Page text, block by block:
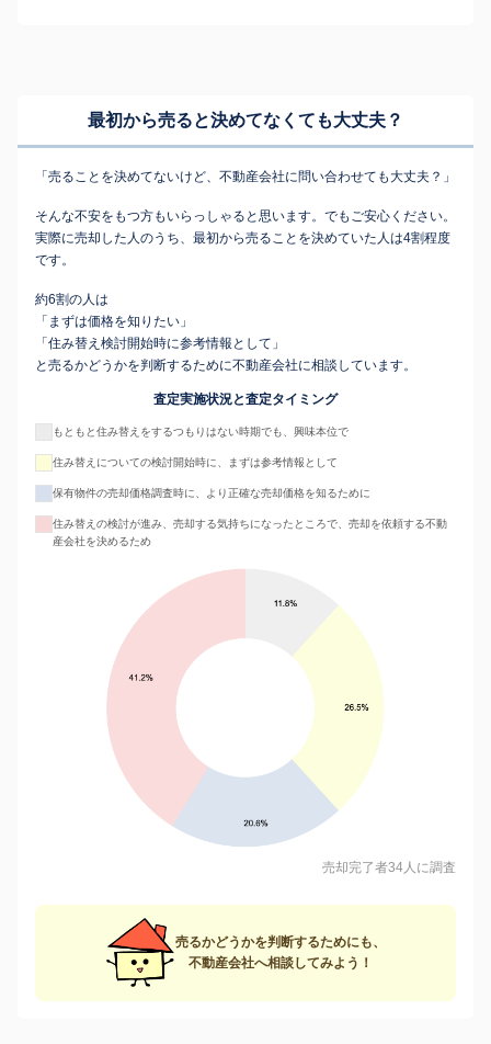
最初から売ると決めてなくても大丈夫？
「売ることを決めてないけど、不動産会社に問い合わせても大丈夫？」
そんな不安をもつ方もいらっしゃると思います。でもご安心ください。
実際に売却した人のうち、最初から売ることを決めていた人は4割程度
です。
約6割の人は
「まずは価格を知りたい」
「住み替え検討開始時に参考情報として」
と売るかどうかを判断するために不動産会社に相談しています。
査定実施状況と査定タイミング
もともと住み替えをするつもりはない時期でも、興味本位で
住み替えについての検討開始時に、まずは参考情報として
保有物件の売却価格調査時に、より正確な売却価格を知るために
住み替えの検討が進み、売却する気持ちになったところで、売却を依頼する不動
産会社を決めるため
売却完了者34人に調査
売るかどうかを判断するためにも、
不動産会社へ相談してみよう！